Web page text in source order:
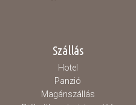
Szállás
Hotel
Panzió
Magánszállás